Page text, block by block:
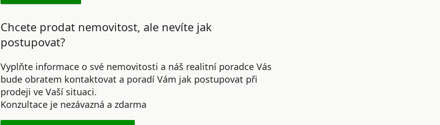
Chcete prodat nemovitost, ale nevíte jak
postupovat?
Vyplňte informace o své nemovitosti a náš realitní poradce Vás
bude obratem kontaktovat a poradí Vám jak postupovat při
prodeji ve Vaší situaci.
Konzultace je nezávazná a zdarma